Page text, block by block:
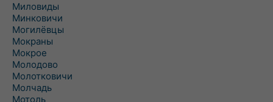
Миловиды
Минковичи
Могилёвцы
Мокраны
Мокрое
Молодово
Молотковичи
Молчадь
Мотоль